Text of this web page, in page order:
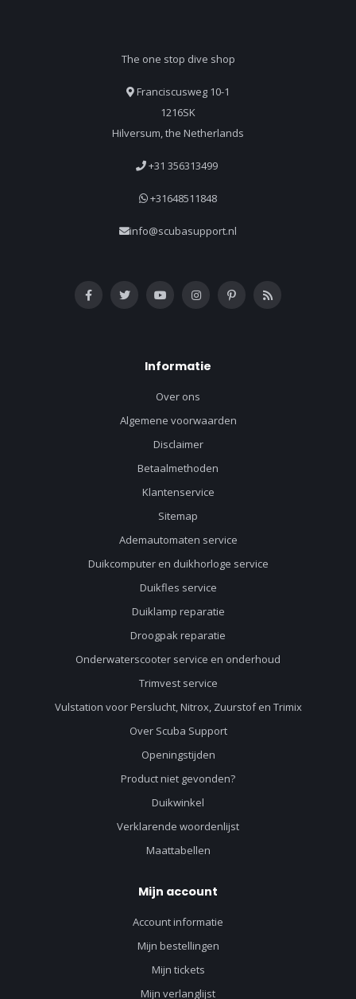
The one stop dive shop
Franciscusweg 10-1
1216SK
Hilversum, the Netherlands
+31 356313499
+31648511848
info@scubasupport.nl
Informatie
Over ons
Algemene voorwaarden
Disclaimer
Betaalmethoden
Klantenservice
Sitemap
Ademautomaten service
Duikcomputer en duikhorloge service
Duikfles service
Duiklamp reparatie
Droogpak reparatie
Onderwaterscooter service en onderhoud
Trimvest service
Vulstation voor Perslucht, Nitrox, Zuurstof en Trimix
Over Scuba Support
Openingstijden
Product niet gevonden?
Duikwinkel
Verklarende woordenlijst
Maattabellen
Mijn account
Account informatie
Mijn bestellingen
Mijn tickets
Mijn verlanglijst